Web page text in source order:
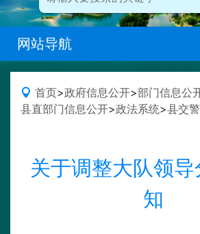
网站导航
首页>政府信息公开>部门信息公
县直部门信息公开>政法系统>县交
关于调整大队领导
知